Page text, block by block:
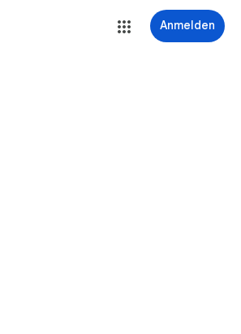
Anmelden